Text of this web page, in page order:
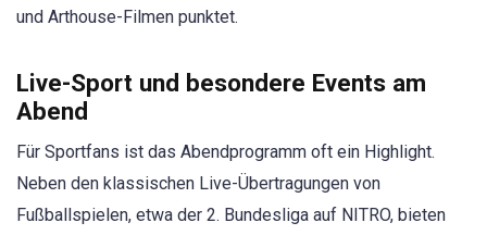
und Arthouse-Filmen punktet.
Live-Sport und besondere Events am
Abend
Für Sportfans ist das Abendprogramm oft ein Highlight.
Neben den klassischen Live-Übertragungen von
Fußballspielen, etwa der 2. Bundesliga auf NITRO, bieten